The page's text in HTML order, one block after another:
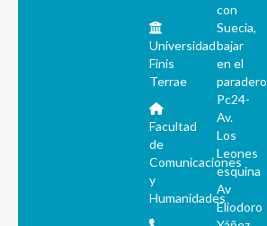
Universidad
Finis
Terrae
Facultad
de
Comunicaciones
y
Humanidades
con
Suecia,
bajar
en el
paradero
Pc24-
Av.
Los
Leones
esquina
Av
Eliodoro